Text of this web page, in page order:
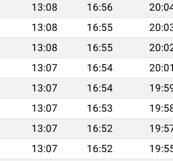
13:08 16:56
13:08 16:55
13:08 16:55
13:07 16:54 20:01
13:07 16:54
13:07 16:53
13:07 16:52
13:07 16:52